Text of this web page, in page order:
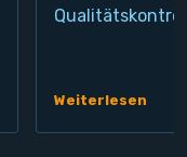
Weiterlesen